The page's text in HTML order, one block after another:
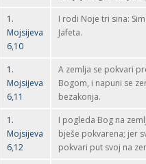
1.
Mojsijeva
6,10
I rodi Noje tri sina:
Jafeta.
1.
Mojsijeva
6,11
A zemlja se pokvari
Bogom, i napuni se
bezakonja.
1.
Mojsijeva
6,12
I pogleda Bog na
bješe pokvarena; jer
pokvari put svoj na